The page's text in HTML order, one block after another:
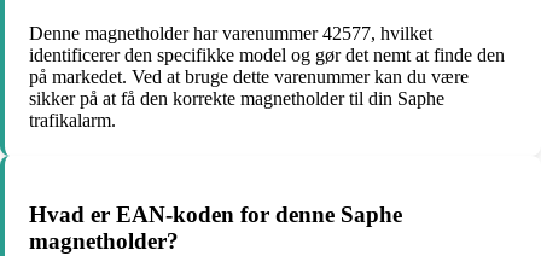
Denne magnetholder har varenummer 42577, hvilket
identificerer den specifikke model og gør det nemt at finde den
på markedet. Ved at bruge dette varenummer kan du være
sikker på at få den korrekte magnetholder til din Saphe
trafikalarm.
Hvad er EAN-koden for denne Saphe
magnetholder?